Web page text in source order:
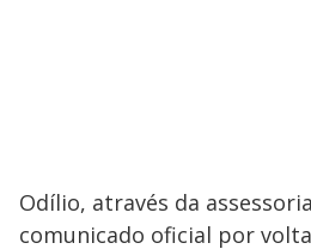
Odílio, através da
comunicado oficial por